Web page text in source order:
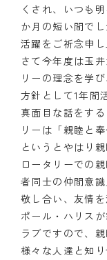
くされ、いつも
か月の短い間で
活躍をご祈念申し
さて今年度は玉
リーの理念を学
方針として1年間
真面目な話をす
リーは「親睦と
というとやはり
ロータリーでの
者同士の仲間意
敬し合い、友情
ポール・ハリス
ラブですので、
様々な人達と知